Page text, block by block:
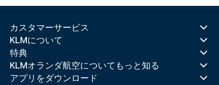
カスタマーサービス
KLMについて
特典
KLMオランダ航空についてもっと知る
アプリをダウンロード